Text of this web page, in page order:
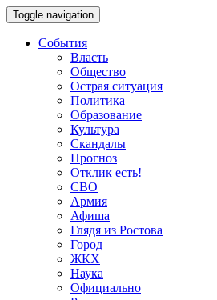
Toggle navigation
События
Власть
Общество
Острая ситуация
Политика
Образование
Культура
Скандалы
Прогноз
Отклик есть!
СВО
Армия
Афиша
Глядя из Ростова
Город
ЖКХ
Наука
Официально